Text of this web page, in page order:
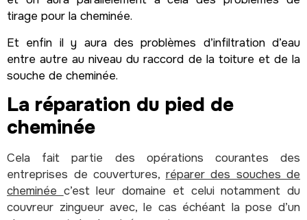
tirage pour la cheminée.
Et enfin il y aura des problèmes d’infiltration d’eau
entre autre au niveau du raccord de la toiture et de la
souche de cheminée.
La réparation du pied de
cheminée
Cela fait partie des opérations courantes des
entreprises de couvertures, réparer des souches de
cheminée c’est leur domaine et celui notamment du
couvreur zingueur avec, le cas échéant la pose d’un